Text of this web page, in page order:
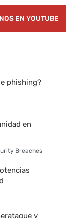
EN YOUTUBE
phishing?
en
Breaches
y